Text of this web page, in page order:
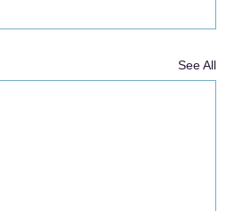
See All